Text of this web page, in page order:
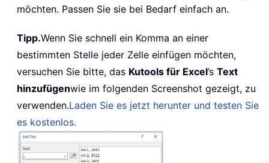
möchten. Passen Sie sie bei Bedarf einfach an.
Tipp.Wenn Sie schnell ein Komma an einer
bestimmten Stelle jeder Zelle einfügen möchten,
versuchen Sie bitte, das Kutools für Excel’s Text
hinzufügenwie im folgenden Screenshot gezeigt, zu
verwenden.Laden Sie es jetzt herunter und testen Sie
es kostenlos.